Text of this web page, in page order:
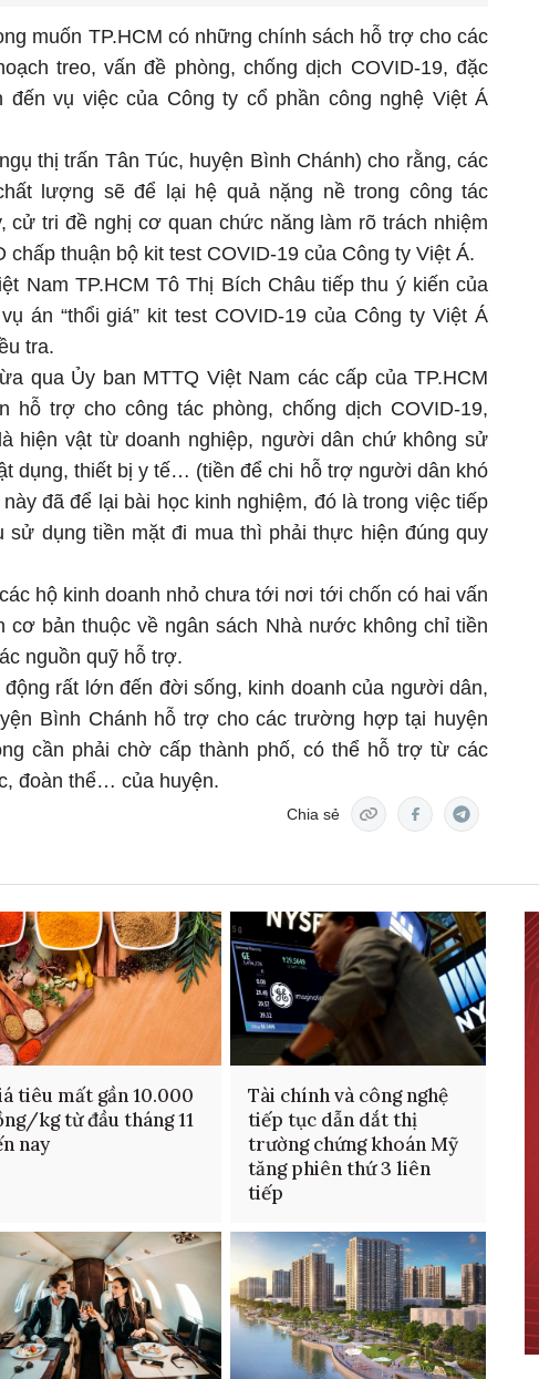
muốn TP.HCM có những chính sách hỗ trợ cho các
treo, vấn đề phòng, chống dịch COVID-19, đặc
đến vụ việc của Công ty cổ phần công nghệ Việt Á
thị trấn Tân Túc, huyện Bình Chánh) cho rằng, các
lượng sẽ để lại hệ quả nặng nề trong công tác
cử tri đề nghị cơ quan chức năng làm rõ trách nhiệm
chấp thuận bộ kit test COVID-19 của Công ty Việt Á.
Nam TP.HCM Tô Thị Bích Châu tiếp thu ý kiến của
án “thổi giá” kit test COVID-19 của Công ty Việt Á
tra.
qua Ủy ban MTTQ Việt Nam các cấp của TP.HCM
hỗ trợ cho công tác phòng, chống dịch COVID-19,
hiện vật từ doanh nghiệp, người dân chứ không sử
dụng, thiết bị y tế… (tiền để chi hỗ trợ người dân khó
đã để lại bài học kinh nghiệm, đó là trong việc tiếp
sử dụng tiền mặt đi mua thì phải thực hiện đúng quy
hộ kinh doanh nhỏ chưa tới nơi tới chốn có hai vấn
cơ bản thuộc về ngân sách Nhà nước không chỉ tiền
nguồn quỹ hỗ trợ.
rất lớn đến đời sống, kinh doanh của người dân,
Bình Chánh hỗ trợ cho các trường hợp tại huyện
cần phải chờ cấp thành phố, có thể hỗ trợ từ các
đoàn thể… của huyện.
Chia sẻ
tiêu mất gần 10.000
kg từ đầu tháng 11
nay
Tài chính và công nghệ
tiếp tục dẫn dắt thị
trường chứng khoán Mỹ
tăng phiên thứ 3 liên
tiếp